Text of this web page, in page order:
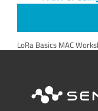
LoRa Basics MAC